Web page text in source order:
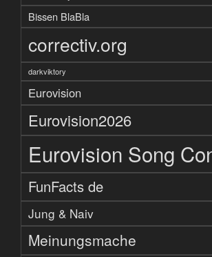
Bissen BlaBla
correctiv.org
darkviktory
Eurovision
Eurovision2026
Eurovision Song
FunFacts de
Jung & Naiv
Meinungsmache